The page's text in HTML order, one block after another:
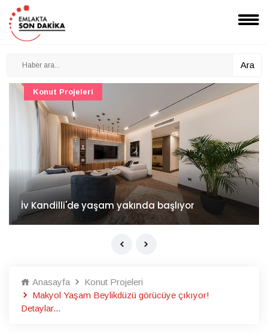
Ara
İv Kandilli'de yaşam yakında başlıyor
Konut Projeleri
Anasayfa
Konut Projeleri
Makyol Yaşam Beylikdüzü görücüye çıkıyor!
Detaylar...